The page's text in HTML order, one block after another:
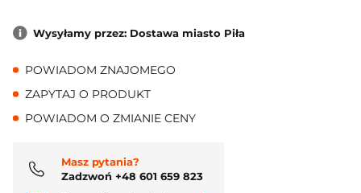
Wysyłamy przez: Dostawa miasto Piła
POWIADOM ZNAJOMEGO
ZAPYTAJ O PRODUKT
POWIADOM O ZMIANIE CENY
Masz pytania?
Zadzwoń +48 601 659 823